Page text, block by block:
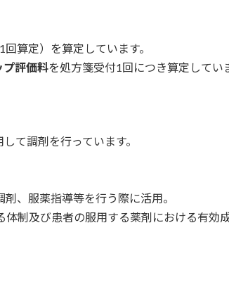
回算定）を算定しています。
プ評価料を処方箋受付1回につき算定してい
て調剤を行っています。
、服薬指導等を行う際に活用。
制及び患者の服用する薬剤における有効